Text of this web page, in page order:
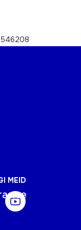
MEID